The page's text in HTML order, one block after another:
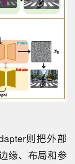
则把外部
缘、布局和参